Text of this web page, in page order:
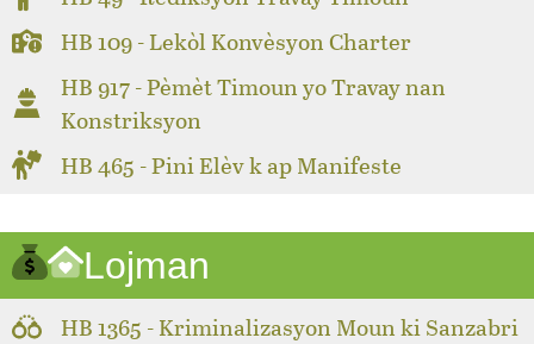
HB 109 - Lekòl Konvèsyon Charter
HB 917 - Pèmèt Timoun yo Travay nan
Konstriksyon
HB 465 - Pini Elèv k ap Manifeste
Lojman
HB 1365 - Kriminalizasyon Moun ki Sanzabri